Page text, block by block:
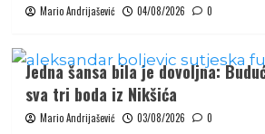
Mario Andrijašević 04/08/2026 0
Jedna šansa bila je dovoljna:
sva tri boda iz Nikšića
Mario Andrijašević 03/08/2026 0